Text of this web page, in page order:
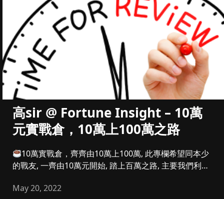
高sir @ Fortune Insight – 10萬
元實戰倉，10萬上100萬之路
10萬實戰倉，齊齊由10萬上100萬, 此專欄希望同本少
的戰友, 一齊由10萬元開始, 踏上百萬之路, 主要我們利潤
May 20, 2022